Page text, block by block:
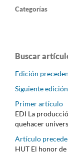
Categorías
Buscar
Edición
Siguiente edición
Primer artículo
EDI La
quehacer
Artículo
HUT El honor